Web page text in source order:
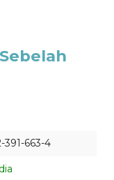
391-663-4